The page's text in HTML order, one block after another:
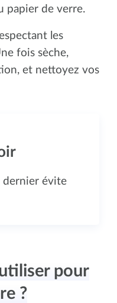
papier de verre.
les
fois sèche,
et nettoyez vos
dernier évite
pour
?